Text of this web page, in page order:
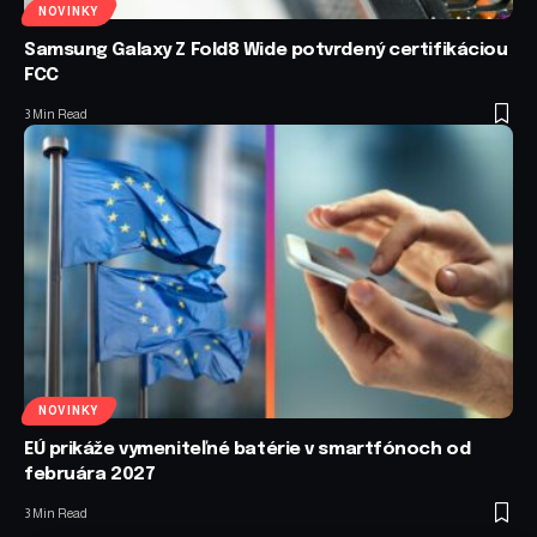
NOVINKY
Samsung Galaxy Z Fold8 Wide potvrdený certifikáciou
FCC
3 Min Read
NOVINKY
EÚ prikáže vymeniteľné batérie v smartfónoch od
februára 2027
3 Min Read